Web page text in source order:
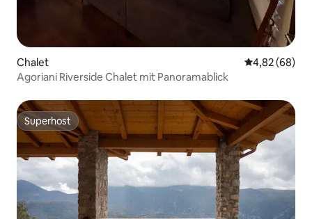
Chalet
4,82 (68)
Agoriani Riverside Chalet mit Panoramablick
Superhost
Superhost